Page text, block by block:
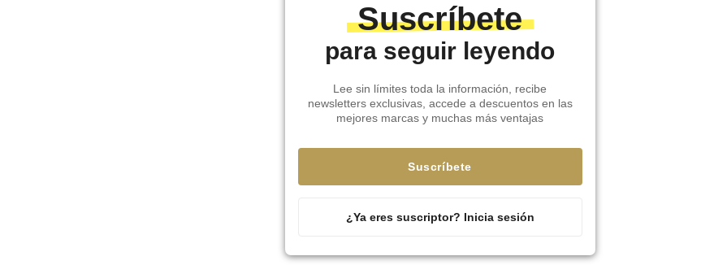
Suscríbete
para seguir leyendo
Lee sin límites toda la información, recibe
newsletters exclusivas, accede a descuentos en las
mejores marcas y muchas más ventajas
Suscríbete
¿Ya eres suscriptor? Inicia sesión